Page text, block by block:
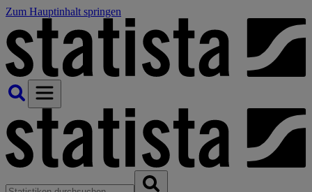
Zum Hauptinhalt springen